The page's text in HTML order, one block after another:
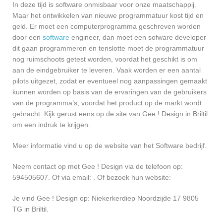
In deze tijd is software onmisbaar voor onze maatschappij.
Maar het ontwikkelen van nieuwe programmatuur kost tijd en
geld. Er moet een computerprogramma geschreven worden
door een software engineer, dan moet een sofware developer
dit gaan programmeren en tenslotte moet de programmatuur
nog ruimschoots getest worden, voordat het geschikt is om
aan de eindgebruiker te leveren. Vaak worden er een aantal
pilots uitgezet, zodat er eventueel nog aanpassingen gemaakt
kunnen worden op basis van de ervaringen van de gebruikers
van de programma’s, voordat het product op de markt wordt
gebracht. Kijk gerust eens op de site van Gee ! Design in Briltil
om een indruk te krijgen.
Meer informatie vind u op de website van het Software bedrijf.
Neem contact op met Gee ! Design via de telefoon op:
594505607. Of via email:
. Of bezoek hun website:
Je vind Gee ! Design op: Niekerkerdiep Noordzijde 17 9805
TG in Briltil.